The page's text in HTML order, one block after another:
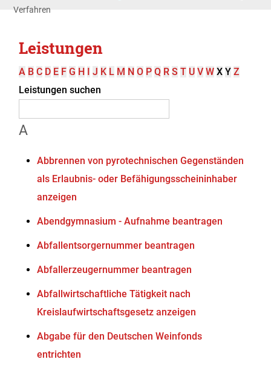
Verfahren
Leistungen
A B C D E F G H I J K L M N O P Q R S T U V W X Y Z
Leistungen suchen
A
Abbrennen von pyrotechnischen Gegenständen
als Erlaubnis- oder Befähigungsscheininhaber
anzeigen
Abendgymnasium - Aufnahme beantragen
Abfallentsorgernummer beantragen
Abfallerzeugernummer beantragen
Abfallwirtschaftliche Tätigkeit nach
Kreislaufwirtschaftsgesetz anzeigen
Abgabe für den Deutschen Weinfonds
entrichten